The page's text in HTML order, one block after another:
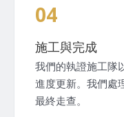
04
施工與完成
我們的執證施工隊
進度更新。我們處
最終走查。